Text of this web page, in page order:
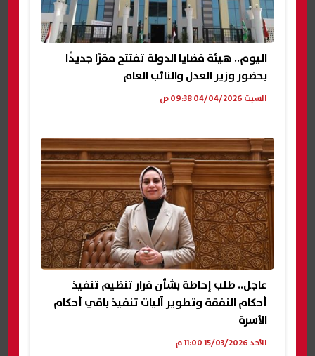
اليوم.. هيئة قضايا الدولة تفتتح مقرًا جديدًا
بحضور وزير العدل والنائب العام
السبت 04/04/2026 09:38 ص
عاجل.. طلب إحاطة بشأن قرار تنظيم تنفيذ
أحكام النفقة وتطوير آليات تنفيذ باقي أحكام
الأسرة
الأحد 15/03/2026 11:00 م